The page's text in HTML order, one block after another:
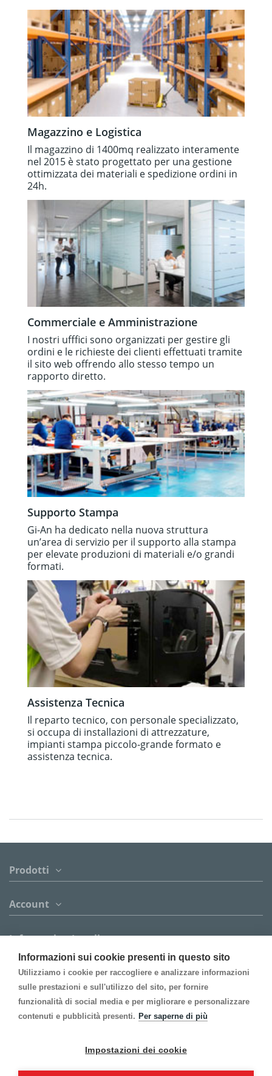
Informazioni sui cookie presenti in questo sito
Utilizziamo i cookie per raccogliere e analizzare informazioni
sulle prestazioni e sull'utilizzo del sito, per fornire
funzionalità di social media e per migliorare e personalizzare
contenuti e pubblicità presenti. Per saperne di più
Impostazioni dei cookie
Magazzino e Logistica
Il magazzino di 1400mq realizzato interamente
nel 2015 è stato progettato per una gestione
ottimizzata dei materiali e spedizione ordini in
24h.
Commerciale e Amministrazione
I nostri ufffici sono organizzati per gestire gli
ordini e le richieste dei clienti effettuati tramite
il sito web offrendo allo stesso tempo un
rapporto diretto.
Supporto Stampa
Gi-An ha dedicato nella nuova struttura
un’area di servizio per il supporto alla stampa
per elevate produzioni di materiali e/o grandi
formati.
Assistenza Tecnica
Il reparto tecnico, con personale specializzato,
si occupa di installazioni di attrezzature,
impianti stampa piccolo-grande formato e
assistenza tecnica.
Prodotti
Account
Informazion Legali
Contattaci
Follow us